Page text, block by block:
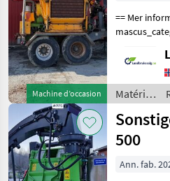
Sonstige
Machine d’occasion
== Mer
provide
upon
for more
Matériels
forestiers
et
matériels
pour le
travail
500
Ann. fab.